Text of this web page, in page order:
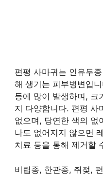
편평 사마귀는 인유두
해 생기는 피부병변입
등에 많이 발생하며, 크
지 다양합니다. 편평 사
없으며, 당연한 색의 없
나도 없어지지 않으면
치료 등을 통해 제거할
비립종, 한관종, 쥐젖,